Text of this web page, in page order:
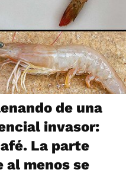
de una
invasor:
La parte
al menos se